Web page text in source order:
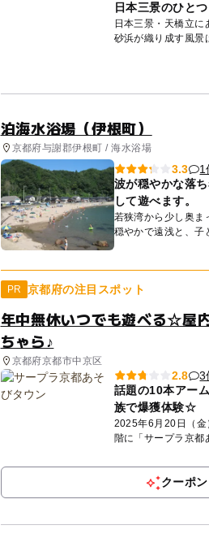
日本三景のひと
日本三景・天橋立
砂浜が織り成す風景
泊海水浴場（伊根町）
京都府与謝郡伊根町 / 海水浴場
3.3
1
波が穏やかな落
して遊べます。
若狭湾から少し奥ま
穏やかで遠浅と、子
ます。のんびり海水
PR 京都府の注目スポット
年中無休いつでも遊べる☆屋
ちゃら♪
京都府京都市中京区
2.8
3
話題の10本アー
族で爆獲体験☆
2025年6月20日（金
階に「サープラ京都
クーポ